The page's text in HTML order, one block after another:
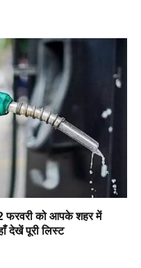
फरवरी को आपके शहर में
देखें पूरी लिस्ट